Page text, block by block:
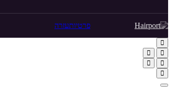
פרטיותעזרה